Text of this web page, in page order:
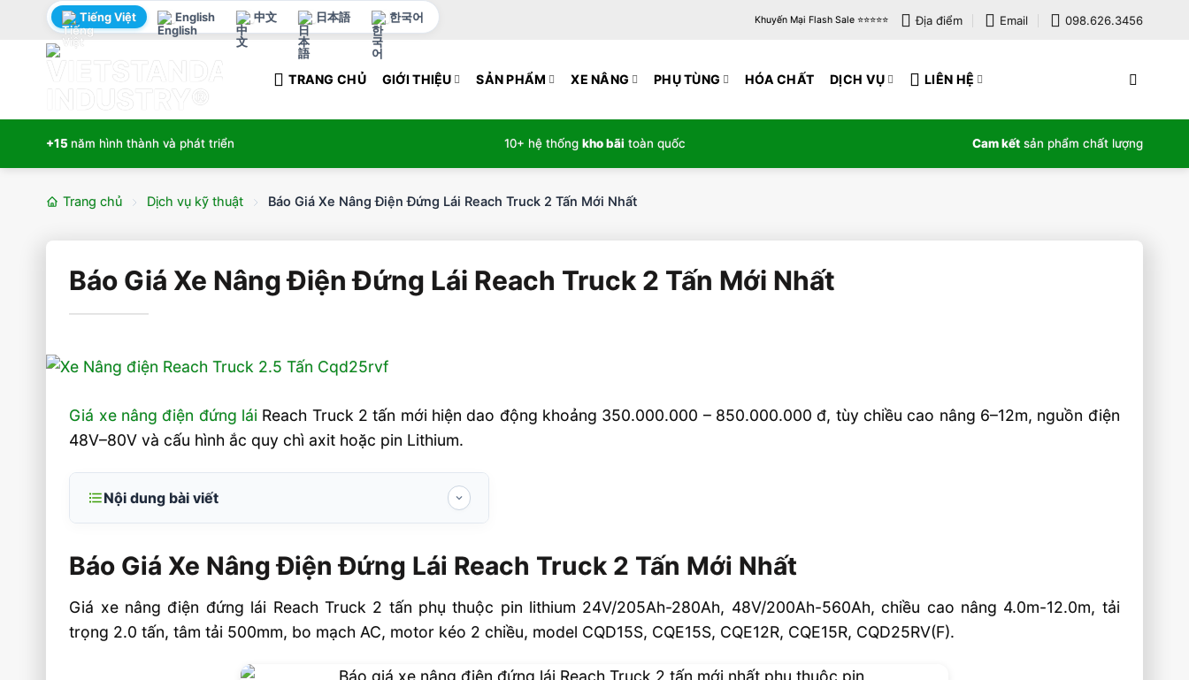
Tiếng Việt English 中文 日本語 한국어 Khuyến Mại Flash Sale ⭐️⭐️⭐️⭐️⭐️ Địa điểm Email 098.626.3456
TRANG CHỦ GIỚI THIỆU SẢN PHẨM XE NÂNG PHỤ TÙNG HÓA CHẤT DỊCH VỤ LIÊN HỆ
+15 năm hình thành và phát triển 10+ hệ thống kho bãi toàn quốc Cam kết sản phẩm chất lượng
Trang chủ Dịch vụ kỹ thuật Báo Giá Xe Nâng Điện Đứng Lái Reach Truck 2 Tấn Mới Nhất
Báo Giá Xe Nâng Điện Đứng Lái Reach Truck 2 Tấn Mới Nhất
Giá xe nâng điện đứng lái Reach Truck 2 tấn mới hiện dao động khoảng 350.000.000 – 850.000.000 đ, tùy chiều cao nâng 6–12m, nguồn điện
48V–80V và cấu hình ắc quy chì axit hoặc pin Lithium.
Nội dung bài viết
Mới Nhất
Pin lithium và ắc quy chì ảnh hưởng thế nào đến báo
Những yếu tố kỹ thuật nào làm giá thay đổi mạnh
Báo Giá Xe Nâng Điện Đứng Lái Reach Truck 2 Tấn Mới Nhất
Giá xe nâng điện đứng lái Reach Truck 2 tấn phụ thuộc pin lithium 24V/205Ah-280Ah, 48V/200Ah-560Ah, chiều cao nâng 4.0m-12.0m, tải
trọng 2.0 tấn, tâm tải 500mm, bo mạch AC, motor kéo 2 chiều, model CQD15S, CQE15S, CQE12R, CQE15R, CQD25RV(F).